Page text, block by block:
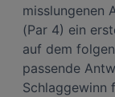
misslungenen
(Par 4) ein
auf dem
passende
Schlaggewinn